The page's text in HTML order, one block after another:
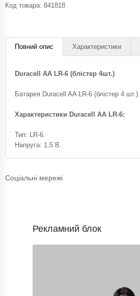
Код товара: 841818
Повний опис Характеристики
Duracell AA LR-6 (блістер 4шт.)
Батарея Duracell AA LR-6 (блістер 4 шт.).
Характеристики Duracell AA LR-6:
Тип: LR-6.
Напруга: 1,5 В.
Соціальні мережі
Рекламний блок